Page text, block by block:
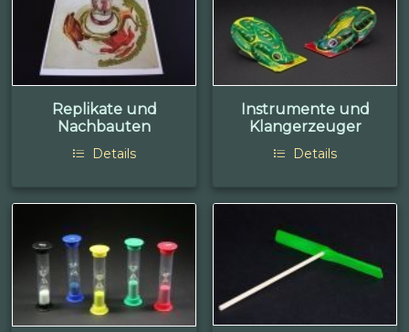
Replikate und
Nachbauten
Details
Instrumente und
Klangerzeuger
Details